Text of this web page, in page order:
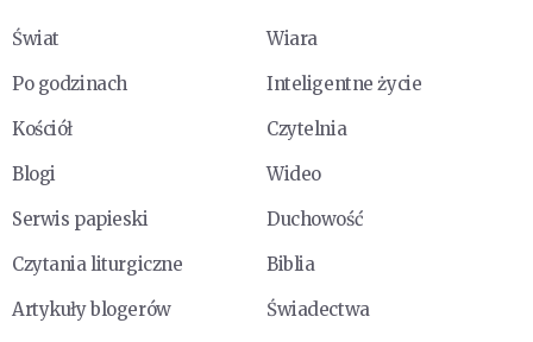
Świat
Wiara
Po godzinach
Inteligentne życie
Kościół
Czytelnia
Blogi
Wideo
Serwis papieski
Duchowość
Czytania liturgiczne
Biblia
Artykuły blogerów
Świadectwa